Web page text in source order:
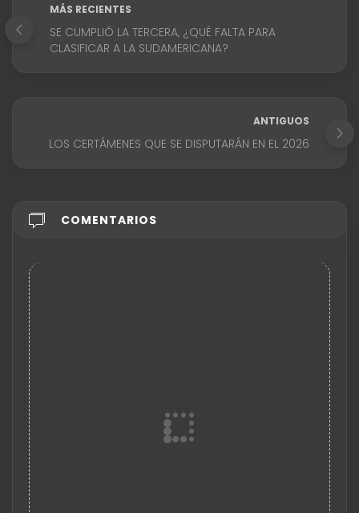
MÁS RECIENTES
SE CUMPLIÓ LA TERCERA, ¿QUÉ FALTA PARA
CLASIFICAR A LA SUDAMERICANA?
ANTIGUOS
LOS CERTÁMENES QUE SE DISPUTARÁN EN EL 2026
COMENTARIOS